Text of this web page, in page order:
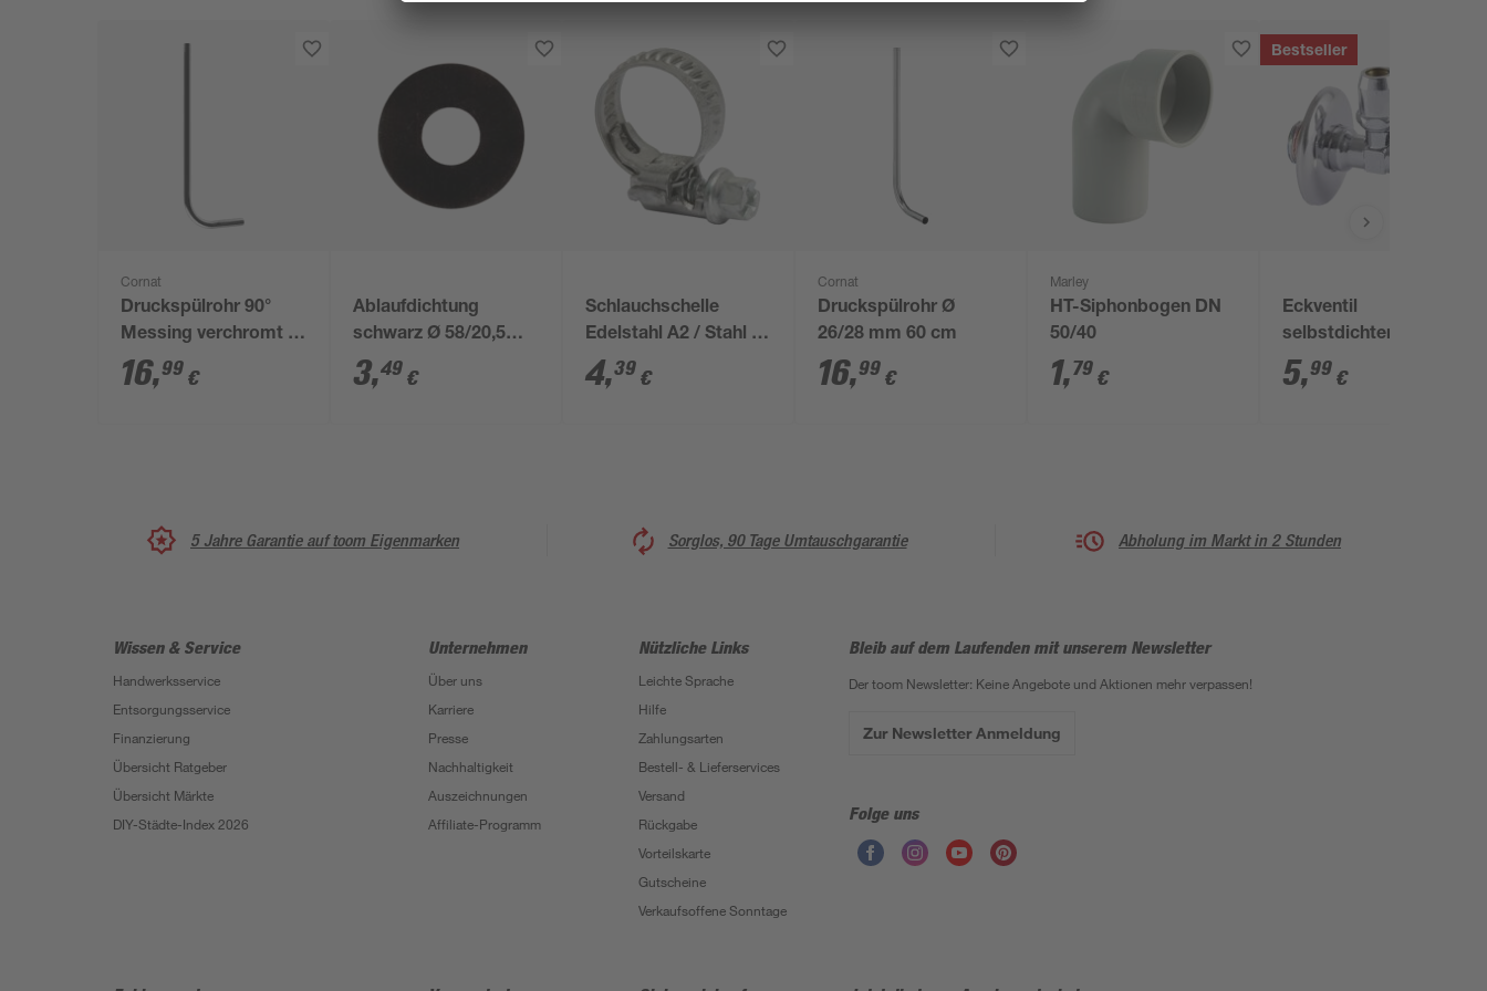
Cornat
Druckspülrohr 90°
Messing verchromt Ø
26/28 x 200/600 mm
16,99 €
Ablaufdichtung
schwarz Ø 58/20,5
mm für Cornat und
Jomo
3,49 €
Schlauchschelle
Edelstahl A2 / Stahl Ø
10-16 x 7,5 mm, 2
Stück
4,39 €
Cornat
Druckspülrohr Ø
26/28 mm 60 cm
16,99 €
Marley
HT-Siphonbogen DN
50/40
1,79 €
Bestseller
Eckventil
selbstdichtend 1/2"
AG x 10 mm
5,99 €
5 Jahre Garantie auf toom Eigenmarken Sorglos, 90 Tage Umtauschgarantie Abholung im Markt in 2 Stunden
Wissen & Service
Handwerksservice
Entsorgungsservice
Finanzierung
Übersicht Ratgeber
Übersicht Märkte
DIY-Städte-Index 2026
Unternehmen
Über uns
Karriere
Presse
Nachhaltigkeit
Auszeichnungen
Affiliate-Programm
Nützliche Links
Leichte Sprache
Hilfe
Zahlungsarten
Bestell- & Lieferservices
Versand
Rückgabe
Vorteilskarte
Gutscheine
Verkaufsoffene Sonntage
Bleib auf dem Laufenden mit unserem Newsletter
Der toom Newsletter: Keine Angebote und Aktionen mehr verpassen!
Zur Newsletter Anmeldung
Folge uns